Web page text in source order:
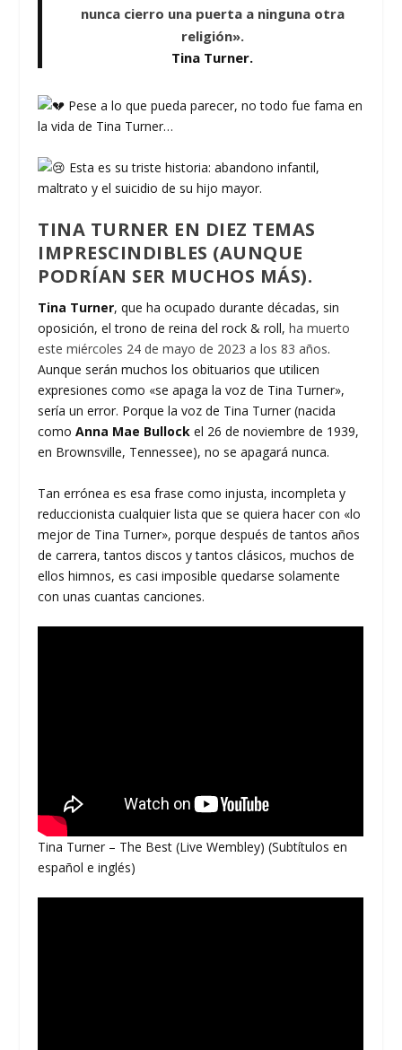
nunca cierro una puerta a ninguna otra
religión».
Tina Turner.
Pese a lo que pueda parecer, no todo fue fama en
la vida de Tina Turner…
Esta es su triste historia: abandono infantil,
maltrato y el suicidio de su hijo mayor.
TINA TURNER EN DIEZ TEMAS
IMPRESCINDIBLES (AUNQUE
PODRÍAN SER MUCHOS MÁS).
Tina Turner, que ha ocupado durante décadas, sin
oposición, el trono de reina del rock & roll,ha muerto
este miércoles 24 de mayo de 2023 a los 83 años.
Aunque serán muchos los obituarios que utilicen
expresiones como «se apaga la voz de Tina Turner»,
sería un error. Porque la voz de Tina Turner (nacida
comoAnna Mae Bullock el 26 de noviembre de 1939,
en Brownsville, Tennessee), no se apagará nunca.
Tan errónea es esa frase como injusta, incompleta y
reduccionista cualquier lista que se quiera hacer con «lo
mejor de Tina Turner», porque después de tantos años
de carrera, tantos discos y tantos clásicos, muchos de
ellos himnos, es casi imposible quedarse solamente
con unas cuantas canciones.
Tina Turner – The Best (Live Wembley) (Subtítulos en
español e inglés)